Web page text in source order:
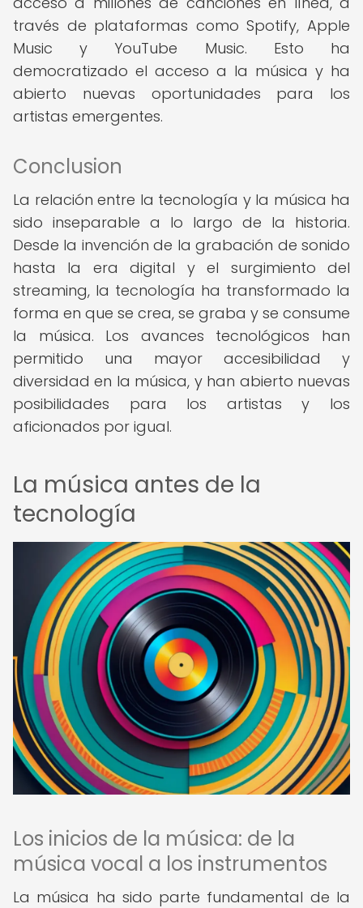
través de plataformas como Spotify, Apple
Music y YouTube Music. Esto ha
democratizado el acceso a la música y ha
abierto nuevas oportunidades para los
artistas emergentes.
Conclusion
La relación entre la tecnología y la música ha
sido inseparable a lo largo de la historia.
Desde la invención de la grabación de sonido
hasta la era digital y el surgimiento del
streaming, la tecnología ha transformado la
forma en que se crea, se graba y se consume
la música. Los avances tecnológicos han
permitido una mayor accesibilidad y
diversidad en la música, y han abierto nuevas
posibilidades para los artistas y los
aficionados por igual.
La música antes de la
tecnología
Los inicios de la música: de la
música vocal a los instrumentos
La música ha sido parte fundamental de la